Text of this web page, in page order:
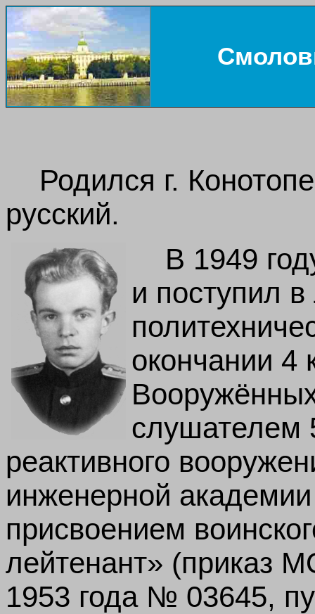
Родился г.
русский.
В 1949
и поступил
окончании 4
слушателем
реактивного
инженерной
присвоением
лейтенант» (приказ
1953 года № 03645,